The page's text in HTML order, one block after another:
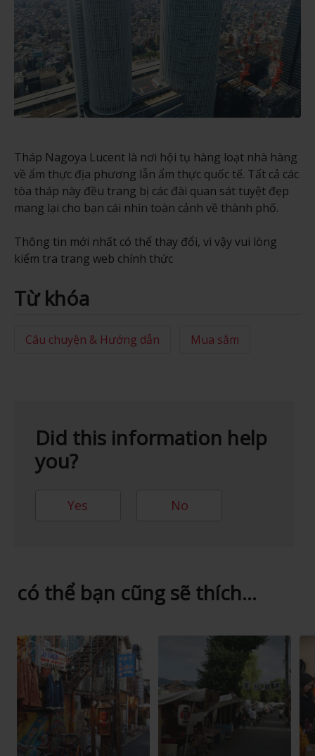
Tháp Nagoya Lucent là nơi hội tụ hàng loạt nhà hàng
về ẩm thực địa phương lẫn ẩm thực quốc tế. Tất cả các
tòa tháp này đều trang bị các đài quan sát tuyệt đẹp
mang lại cho bạn cái nhìn toàn cảnh về thành phố.
Thông tin mới nhất có thể thay đổi, vì vậy vui lòng
kiểm tra trang web chính thức
Từ khóa
Câu chuyện & Hướng dẫn Mua sắm
Did this information help
you?
Yes No
có thể bạn cũng sẽ thích...